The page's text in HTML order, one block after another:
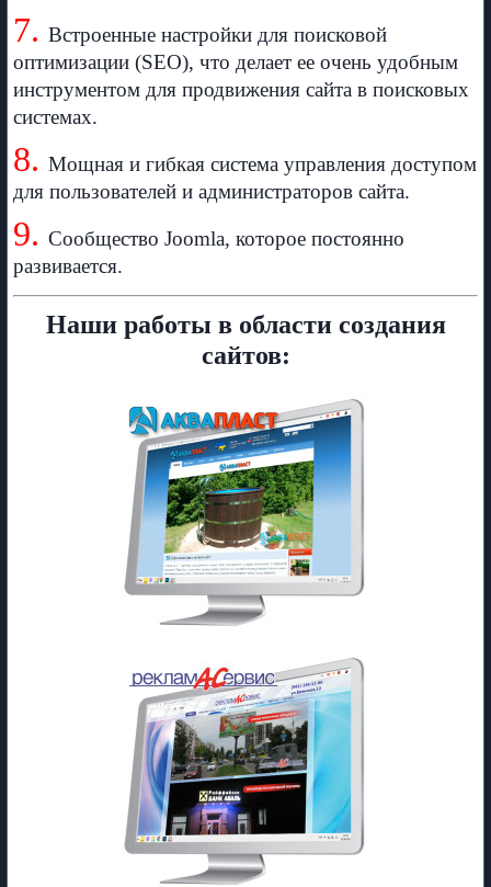
7. Встроенные настройки для поисковой
оптимизации (SEO), что делает ее очень удобным
инструментом для продвижения сайта в поисковых
системах.
8. Мощная и гибкая система управления доступом
для пользователей и администраторов сайта.
9. Сообщество Joomla, которое постоянно
развивается.
Наши работы в области создания
сайтов: